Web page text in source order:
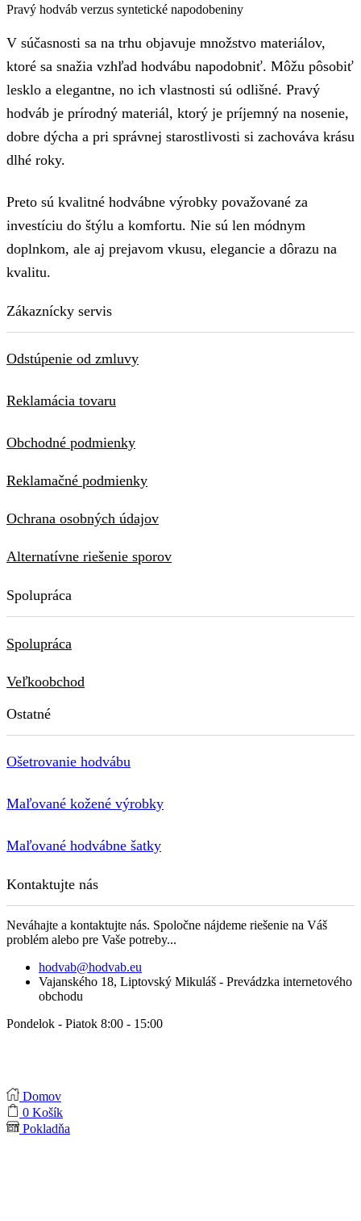
Pravý hodváb verzus syntetické napodobeniny
V súčasnosti sa na trhu objavuje množstvo materiálov,
ktoré sa snažia vzhľad hodvábu napodobniť. Môžu pôsobiť
lesklo a elegantne, no ich vlastnosti sú odlišné. Pravý
hodváb je prírodný materiál, ktorý je príjemný na nosenie,
dobre dýcha a pri správnej starostlivosti si zachováva krásu
dlhé roky.
Preto sú kvalitné hodvábne výrobky považované za
investíciu do štýlu a komfortu. Nie sú len módnym
doplnkom, ale aj prejavom vkusu, elegancie a dôrazu na
kvalitu.
Zákaznícky servis
Odstúpenie od zmluvy
Reklamácia tovaru
Obchodné podmienky
Reklamačné podmienky
Ochrana osobných údajov
Alternatívne riešenie sporov
Spolupráca
Spolupráca
Veľkoobchod
Ostatné
Ošetrovanie hodvábu
Maľované kožené výrobky
Maľované hodvábne šatky
Kontaktujte nás
Neváhajte a kontaktujte nás. Spoločne nájdeme riešenie na Váš
problém alebo pre Vaše potreby...
hodvab@hodvab.eu
Vajanského 18, Liptovský Mikuláš - Prevádzka internetového
obchodu
Pondelok - Piatok 8:00 - 15:00
Domov
0 Košík
Pokladňa